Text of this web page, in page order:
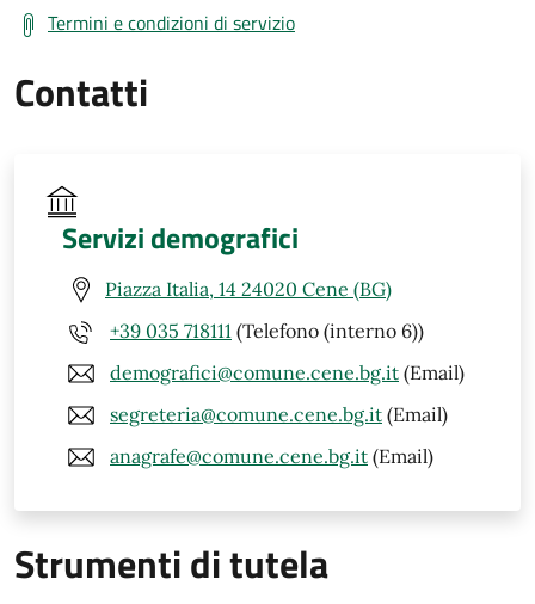
Termini e condizioni di servizio
Contatti
Servizi demografici
Piazza Italia, 14 24020 Cene (BG)
+39 035 718111 (Telefono (interno 6))
demografici@comune.cene.bg.it (Email)
segreteria@comune.cene.bg.it (Email)
anagrafe@comune.cene.bg.it (Email)
Strumenti di tutela